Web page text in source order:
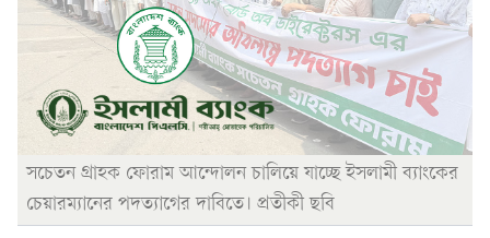
সচেতন গ্রাহক ফোরাম আন্দোলন চালিয়ে যাচ্ছে ইসলামী ব্যাংকের
চেয়ারম্যানের পদত্যাগের দাবিতে। প্রতীকী ছবি